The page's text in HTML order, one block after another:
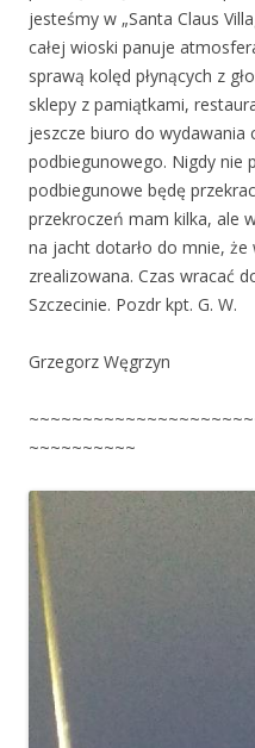
jesteśmy w „Santa Claus
całej wioski panuje
sprawą kolęd płynących z
sklepy z pamiątkami,
jeszcze biuro do wydawania
podbiegunowego. Nigdy nie
podbiegunowe będę
przekroczeń mam kilka, ale
na jacht dotarło do mnie, że
zrealizowana. Czas wracać
Szczecinie. Pozdr kpt. G. W.
Grzegorz Węgrzyn
~~~~~~~~~~